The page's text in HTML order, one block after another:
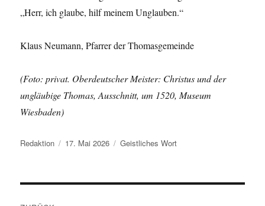
„Herr, ich glaube, hilf meinem Unglauben.“
Klaus Neumann, Pfarrer der Thomasgemeinde
(Foto: privat. Oberdeutscher Meister: Christus und der
ungläubige Thomas, Ausschnitt, um 1520, Museum
Wiesbaden)
Autor
Redaktion
Veröffentlicht
17. Mai 2026 Kategorien
Geistliches Wort